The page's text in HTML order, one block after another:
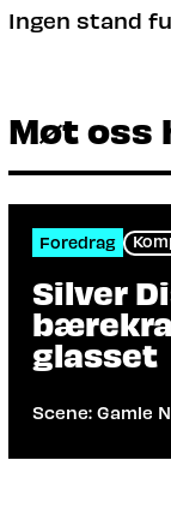
Ingen stand
Møt oss
Foredrag
Silver
glasset
Scene: Gamle